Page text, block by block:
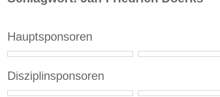
Hauptsponsoren
Disziplinsponsoren